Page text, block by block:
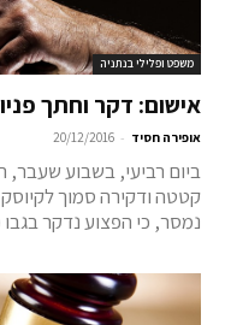
משפט ופלילי בנתניה
אישום: דקר וחתך
אופירה חסיד -
20/12/2016
ביום רביעי, בשבוע
קטטה ודקירה סמוך
נמסר, כי הפצוע נדקר